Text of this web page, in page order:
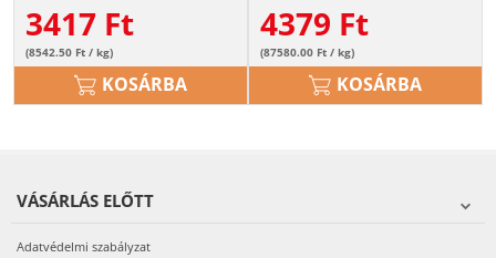
3417 Ft
(8542.50 Ft / kg)
KOSÁRBA
4379 Ft
(87580.00 Ft / kg)
KOSÁRBA
VÁSÁRLÁS ELŐTT
Adatvédelmi szabályzat